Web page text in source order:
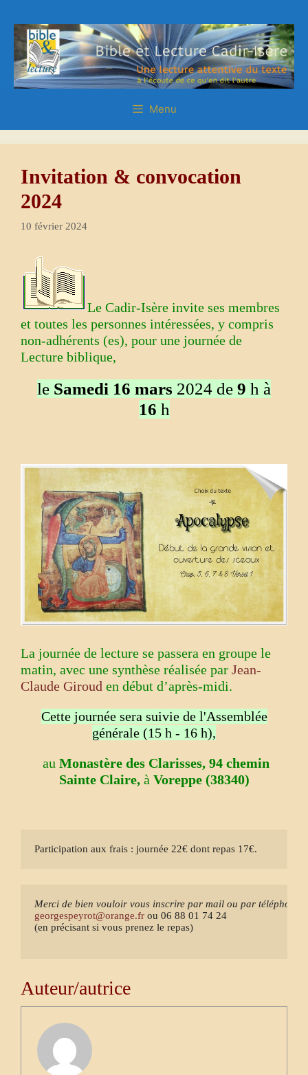
contenu
contenu
Menu
Invitation & convocation
2024
10 février 2024
Le Cadir-Isère invite ses membres
et toutes les personnes intéressées, y compris
non-adhérents (es), pour une journée de
Lecture biblique,
le Samedi 16 mars 2024 de 9 h à
16 h
La journée de lecture se passera en groupe le
matin, avec une synthèse réalisée par Jean-
Claude Giroud en début d’après-midi.
Cette journée sera suivie de l'Assemblée
générale (15 h - 16 h),
au Monastère des Clarisses, 94 chemin
Sainte Claire, à Voreppe (38340)
Participation aux frais : journée 22€ dont repas 17€.
Merci de bien vouloir vous inscrire par mail ou par téléphone
georgespeyrot@orange.fr ou 06 88 01 74 24
(en précisant si vous prenez le repas)
Auteur/autrice